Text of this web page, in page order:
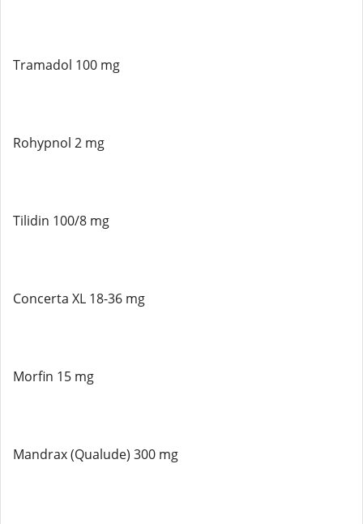
Tramadol 100 mg
Rohypnol 2 mg
Tilidin 100/8 mg
Concerta XL 18-36 mg
Morfin 15 mg
Mandrax (Qualude) 300 mg